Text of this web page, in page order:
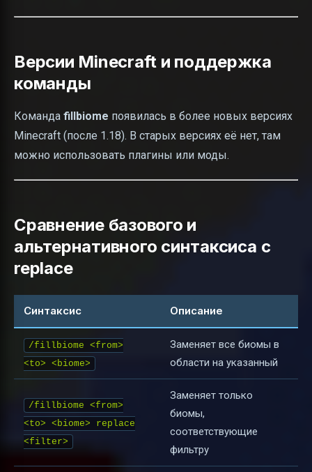
Версии Minecraft и поддержка
команды
Команда fillbiome появилась в более новых версиях
Minecraft (после 1.18). В старых версиях её нет, там
можно использовать плагины или моды.
Сравнение базового и
альтернативного синтаксиса с
replace
Синтаксис Описание
/fillbiome <from>
<to> <biome>
Заменяет все биомы в
области на указанный
/fillbiome <from>
<to> <biome> replace
<filter>
Заменяет только
биомы,
соответствующие
фильтру